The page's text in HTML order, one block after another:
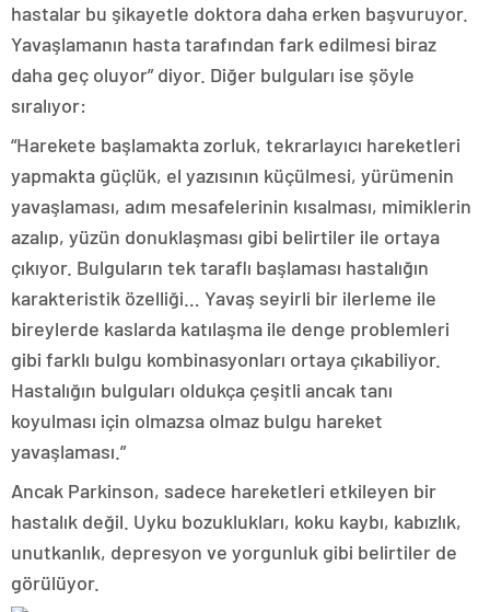
hastalar bu şikayetle doktora daha erken başvuruyor.
Yavaşlamanın hasta tarafından fark edilmesi biraz
daha geç oluyor” diyor. Diğer bulguları ise şöyle
sıralıyor:
“Harekete başlamakta zorluk, tekrarlayıcı hareketleri
yapmakta güçlük, el yazısının küçülmesi, yürümenin
yavaşlaması, adım mesafelerinin kısalması, mimiklerin
azalıp, yüzün donuklaşması gibi belirtiler ile ortaya
çıkıyor. Bulguların tek taraflı başlaması hastalığın
karakteristik özelliği… Yavaş seyirli bir ilerleme ile
bireylerde kaslarda katılaşma ile denge problemleri
gibi farklı bulgu kombinasyonları ortaya çıkabiliyor.
Hastalığın bulguları oldukça çeşitli ancak tanı
koyulması için olmazsa olmaz bulgu hareket
yavaşlaması.”
Ancak Parkinson, sadece hareketleri etkileyen bir
hastalık değil. Uyku bozuklukları, koku kaybı, kabızlık,
unutkanlık, depresyon ve yorgunluk gibi belirtiler de
görülüyor.